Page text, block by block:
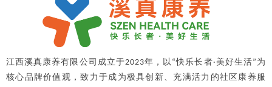
江西溪真康养有限公司成立于2023年，以 “快乐长者· 美好生活” 为
核心品牌价值观，致力于成为极具创新、充满活力的社区康养服